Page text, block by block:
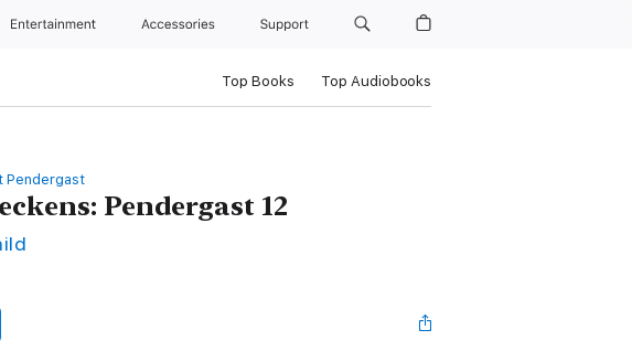
Entertainment Accessories Support
Top Books Top Audiobooks
Pendergast
Pendergast 12